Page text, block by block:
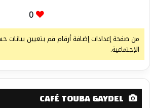
0
من صفحة إعدادات إضافة أرقام قم بتعيين بيانات
الإجتماعية.
CAFÉ TOUBA GAYDEL